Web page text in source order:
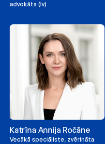
advokāts (lv)
Katrīna Annija Ročāne
Vecākā speciāliste, zvērināta